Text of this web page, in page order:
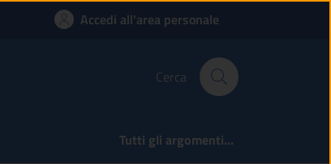
e divenire |
Accedi all'area personale
Cerca
Tutti gli argomenti...